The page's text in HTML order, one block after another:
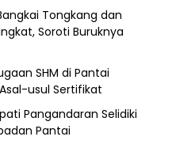
Tongkang dan
Soroti Buruknya
SHM di Pantai
usul Sertifikat
Pangandaran Selidiki
Pantai